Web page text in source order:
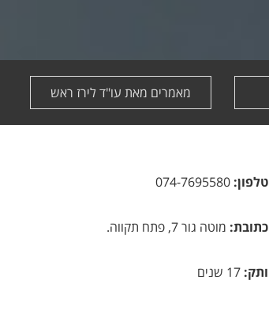
מאמרים מאת עו"ד לירז ראש
טלפון: 074-7695580
כתובת: מוטה גור 7, פתח תקווה.
ותק: 17 שנים